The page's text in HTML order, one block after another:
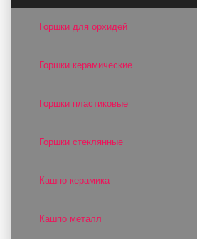
Горшки для орхидей
Горшки керамические
Горшки пластиковые
Горшки стеклянные
Кашпо керамика
Кашпо металл